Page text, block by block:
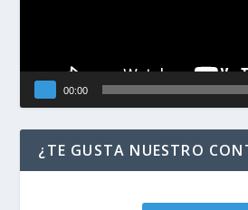
00:00
¿TE GUSTA NUESTRO